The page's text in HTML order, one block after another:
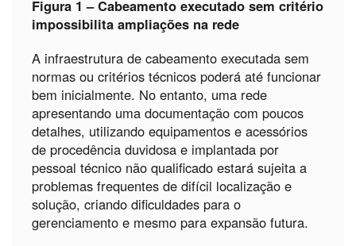
Figura 1 – Cabeamento executado sem critério
impossibilita ampliações na rede
A infraestrutura de cabeamento executada sem
normas ou critérios técnicos poderá até funcionar
bem inicialmente. No entanto, uma rede
apresentando uma documentação com poucos
detalhes, utilizando equipamentos e acessórios
de procedência duvidosa e implantada por
pessoal técnico não qualificado estará sujeita a
problemas frequentes de difícil localização e
solução, criando dificuldades para o
gerenciamento e mesmo para expansão futura.